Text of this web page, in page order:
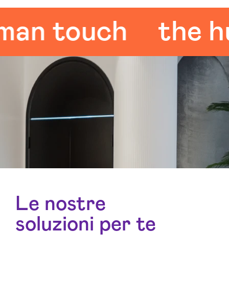
touch the
Le nostre
soluzioni per te